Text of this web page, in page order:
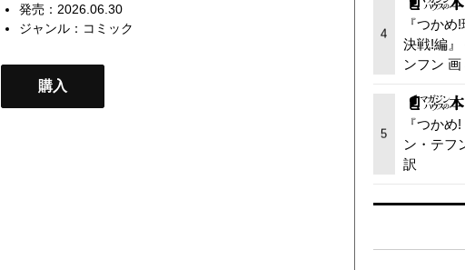
発売：2026.06.30
ジャンル： コミック
購入
4
『つか
決戦!編
ンフン 画
5
『つか
ン・テフ
訳